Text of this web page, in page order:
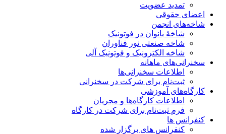
تمدید عضویت
اعضای حقوقی
شاخه‌های انجمن
شاخۀ بانوان در فوتونیک
شاخه صنعتی نور فناوران
شاخه‌ الکترونیک و فوتونیک آلی
سخنرانی‌های ماهانه
اطلاعات سخنرانی‌‌ها
ثبت‌نام برای شرکت در سخنرانی
کارگاه‌های آموزشی
اطلاعات کارگاه‌ها و مجریان
فرم ثبت‌نام برای شرکت در کارگاه
کنفرانس ها
کنفرانس های برگزار شده